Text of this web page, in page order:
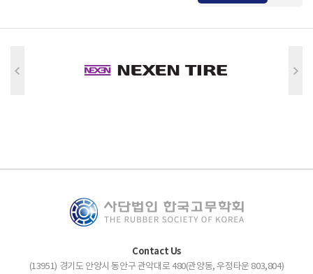
Contact Us
(13951) 경기도 안양시 동안구 관악대로 480(관양동, 우정타운 803,804)